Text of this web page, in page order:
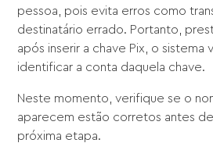
pessoa, pois evita erros como
destinatário errado. Portanto,
após inserir a chave Pix, o sistema
identificar a conta daquela chave.
Neste momento, verifique se o
aparecem estão corretos antes
próxima etapa.